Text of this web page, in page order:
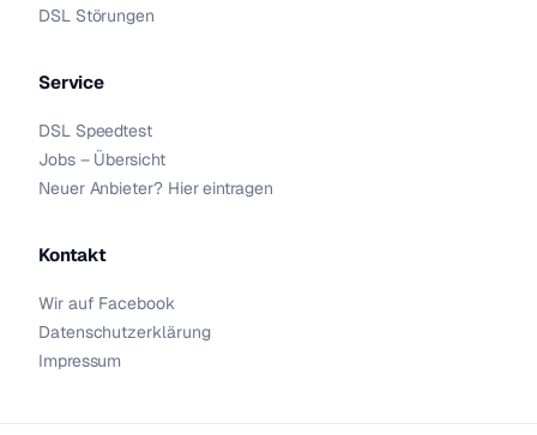
DSL Störungen
Service
DSL Speedtest
Jobs – Übersicht
Neuer Anbieter? Hier eintragen
Kontakt
Wir auf Facebook
Datenschutzerklärung
Impressum